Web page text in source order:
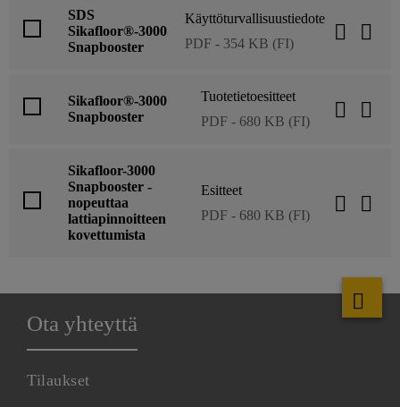
SDS
Sikafloor®-3000
Snapbooster
Käyttöturvallisuustiedote
PDF - 354 KB (FI)
Sikafloor®-3000
Snapbooster
Tuotetietoesitteet
PDF - 680 KB (FI)
Sikafloor-3000
Snapbooster -
nopeuttaa
lattiapinnoitteen
kovettumista
Esitteet
PDF - 680 KB (FI)
Ota yhteyttä
Tilaukset